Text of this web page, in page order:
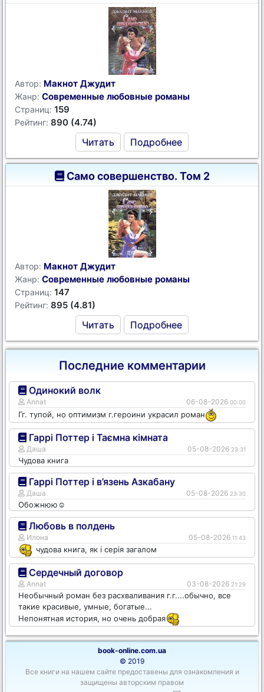
Автор: Макнот Джудит
Жанр: Современные любовные романы
Страниц: 159
Рейтинг: 890 (4.74)
Читать Подробнее
Само совершенство. Том 2
Автор: Макнот Джудит
Жанр: Современные любовные романы
Страниц: 147
Рейтинг: 895 (4.81)
Читать Подробнее
Последние комментарии
Одинокий волк
Annat 06-08-2026 00:00
Гг. тупой, но оптимизм г.героини украсил роман
Гаррі Поттер і Таємна кімната
Даша 05-08-2026 23:31
Чудова книга
Гаррі Поттер і в’язень Азкабану
Даша 05-08-2026 23:30
Обожнюю☺️
Любовь в полдень
Илона 05-08-2026 11:43
чудова книга, як і серія загалом
Сердечный договор
Annat 03-08-2026 21:29
Необычный роман без расхваливания г.г....обычно, все
такие красивые, умные, богатые...
Непонятная история, но очень добрая
book-online.com.ua
© 2019
Все книги на нашем сайте предоставены для ознакомления и
защищены авторским правом